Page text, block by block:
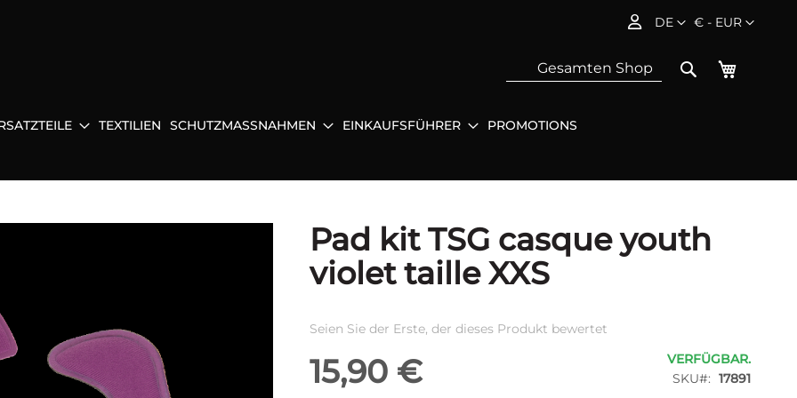
Währung
€ - EUR
Sprache
DE
Mein
Search
TEXTILIEN SCHUTZMASSNAHMEN EINKAUFSFÜHRER PROMOTIONS
Pad kit TSG casque youth
violet taille XXS
Seien Sie der Erste, der dieses Produkt bewertet
15,90 €
VERFÜGBAR.
SKU
17891